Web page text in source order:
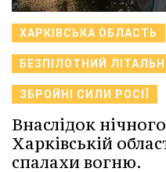
ХАРКІВСЬКА ОБЛАСТЬ
БЕЗПІЛОТНИЙ
ЗБРОЙНІ СИЛИ РОСІЇ
Внаслідок
Харківській
спалахи вогню.